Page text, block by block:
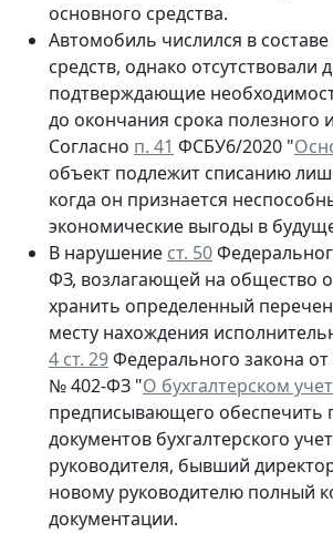
основного средства.
Автомобиль числился в
средств, однако отсутствовали
подтверждающие
до окончания срока полезного
Согласно п. 41 ФСБУ6/2020 "
объект подлежит списанию
когда он признается
экономические выгоды в
В нарушение ст. 50
ФЗ, возлагающей на общество
хранить определенный
месту нахождения
4 ст. 29Федерального закона от
№ 402-ФЗ "О бухгалтерском
предписывающего обеспечить
документов бухгалтерского
руководителя, бывший
новому руководителю полный
документации.